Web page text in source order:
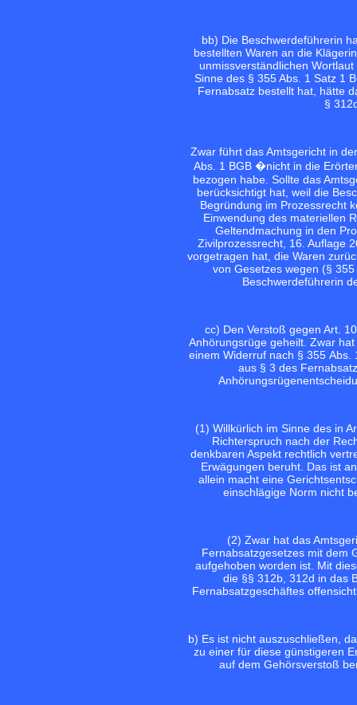
bb) Die Beschwerdeführerin
bestellten Waren an die
unmissverständlichen
Sinne des § 355 Abs. 1 Satz 1
Fernabsatz bestellt hat, hätte
§
Zwar führt das Amtsgericht in
Abs. 1 BGB �nicht in die
bezogen habe. Sollte das
berücksichtigt hat, weil die
Begründung im Prozessrecht
Einwendung des materiellen
Geltendmachung in den
Zivilprozessrecht, 16. Auflage
vorgetragen hat, die Waren
von Gesetzes wegen (§
Beschwerdeführerin
cc) Den Verstoß gegen Art.
Anhörungsrüge geheilt. Zwar
einem Widerruf nach § 355 Abs.
aus § 3 des
(1) Willkürlich im Sinne des in
Richterspruch nach der
denkbaren Aspekt rechtlich
Erwägungen beruht. Das ist
allein macht eine
einschlägige Norm nicht
(2) Zwar hat das
Fernabsatzgesetzes mit dem
aufgehoben worden ist. Mit
die §§ 312b, 312d in das
Fernabsatzgeschäftes
b) Es ist nicht auszuschließen,
zu einer für diese günstigeren
auf dem Gehörsverstoß